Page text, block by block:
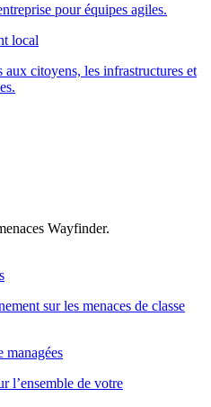
pour équipes agiles.
local
aux citoyens, les infrastructures et
Wayfinder.
sur les menaces de classe
managées
l’ensemble de votre